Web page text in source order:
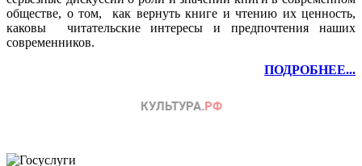
обществе, о том, как вернуть книге и чтению их ценность,
каковы читательские интересы и предпочтения наших
современников.
ПОДРОБНЕЕ...